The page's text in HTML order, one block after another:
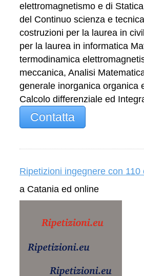
elettromagnetismo e di
del Continuo scienza e
costruzioni per la laurea in
per la laurea in informatica
termodinamica
meccanica, Analisi
generale inorganica organica
Calcolo differenziale ed
Contatta
Ripetizioni ingegnere con 110
a Catania ed online